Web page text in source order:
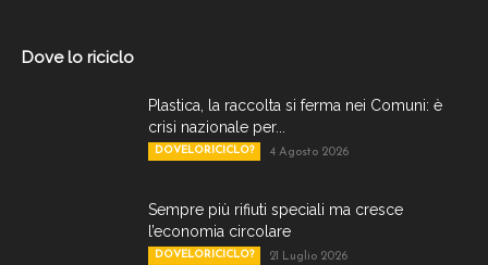
Dove lo riciclo
Plastica, la raccolta si ferma nei Comuni: è
crisi nazionale per...
DOVELORICICLO? 4 Agosto 2026
Sempre più rifiuti speciali ma cresce
l’economia circolare
DOVELORICICLO? 21 Luglio 2026